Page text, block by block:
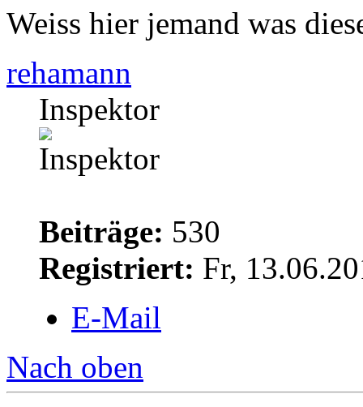
Weiss hier jemand was
rehamann
Inspektor
Beiträge: 530
Registriert: Fr,
E-Mail
Nach oben